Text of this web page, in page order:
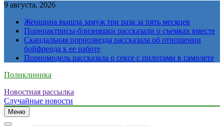
9 августа, 2026
Женщина вышла замуж три раза за пять месяцев
Порноактрисы-близняшки рассказали о съемках вместе
Скандальная порнозвезда рассказала об отношении
бойфренда к ее работе
Порномодель рассказала о сексе с пилотами в самолете
Поликлиника
Новостная рассылка
Случайные новости
Меню